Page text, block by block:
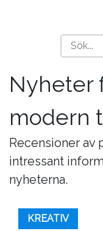
Nyheter
modern
Recensioner av
intressant
nyheterna.
KREATIV